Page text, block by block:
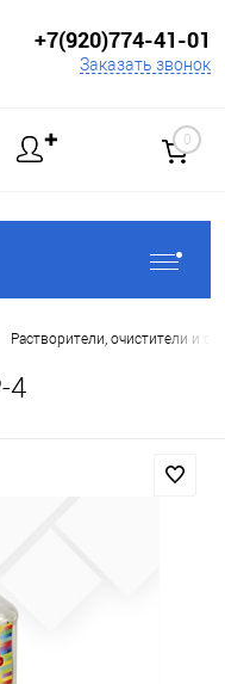
+7(920)774-41-01
Заказать звонок
✚ 0
Растворители, очистители и
4